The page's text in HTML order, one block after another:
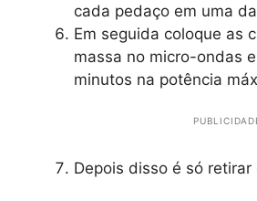
cada pedaço em uma
Em seguida coloque as
massa no micro-ondas
minutos na potência
Depois disso é só retirar